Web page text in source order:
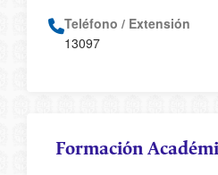
Teléfono / Extensión
13097
Formación